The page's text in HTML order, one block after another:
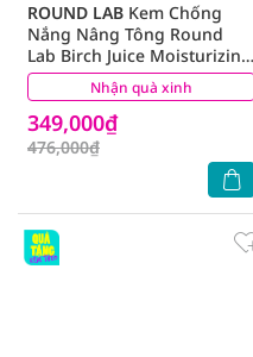
Nhận quà xinh
ROUND LAB Kem Chống
Nắng Nâng Tông Round
Lab Birch Juice Moisturizing
Tone-up Sunscreen SPF50+
PA++++ 50ml
349,000₫
476,000₫
(1)